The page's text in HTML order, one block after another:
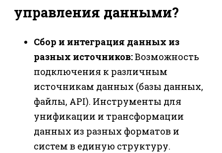
управления данными?
Сбор и интеграция данных из
разных источников:Возможность
подключения к различным
источникам данных (базы данных,
файлы, API). Инструменты для
унификации и трансформации
данных из разных форматов и
систем в единую структуру.